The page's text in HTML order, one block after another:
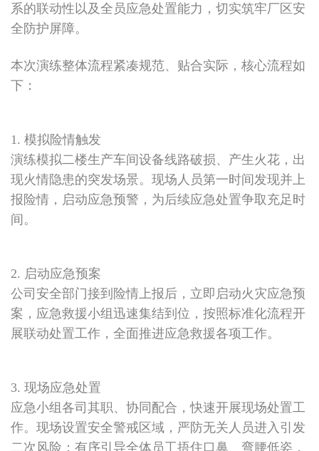
系的联动性以及全员应急处置能力，切实筑牢厂区安
全防护屏障。
本次演练整体流程紧凑规范、贴合实际，核心流程如
下：
1. 模拟险情触发
演练模拟二楼生产车间设备线路破损、产生火花，出
现火情隐患的突发场景。现场人员第一时间发现并上
报险情，启动应急预警，为后续应急处置争取充足时
间。
2. 启动应急预案
公司安全部门接到险情上报后，立即启动火灾应急预
案，应急救援小组迅速集结到位，按照标准化流程开
展联动处置工作，全面推进应急救援各项工作。
3. 现场应急处置
应急小组各司其职、协同配合，快速开展现场处置工
作。现场设置安全警戒区域，严防无关人员进入引发
二次风险；有序引导全体员工捂住口鼻、弯腰低姿，